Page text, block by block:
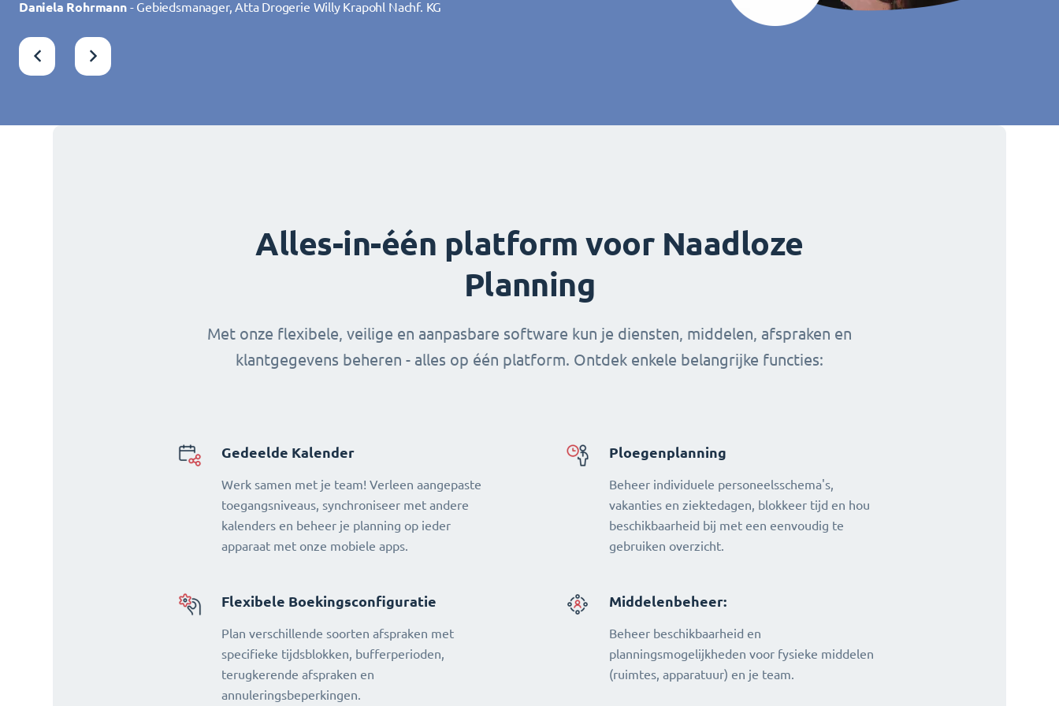
Charlotte Laroye
Daniela Rohrmann- Gebiedsmanager, Atta Drogerie Willy Krapohl Nachf. KG
Charlotte Laroye
Daniela Rohrmann- Gebiedsmanager, Atta Drogerie Willy Krapohl Nachf. KG
Alles-in-één platform voor Naadloze
Planning
Met onze flexibele, veilige en aanpasbare software kun je diensten, middelen, afspraken en
klantgegevens beheren - alles op één platform. Ontdek enkele belangrijke functies:
Gedeelde Kalender
Werk samen met je team! Verleen aangepaste
toegangsniveaus, synchroniseer met andere
kalenders en beheer je planning op ieder
apparaat met onze mobiele apps.
Ploegenplanning
Beheer individuele personeelsschema's,
vakanties en ziektedagen, blokkeer tijd en hou
beschikbaarheid bij met een eenvoudig te
gebruiken overzicht.
Flexibele Boekingsconfiguratie
Plan verschillende soorten afspraken met
specifieke tijdsblokken, bufferperioden,
terugkerende afspraken en
annuleringsbeperkingen.
Middelenbeheer:
Beheer beschikbaarheid en
planningsmogelijkheden voor fysieke middelen
(ruimtes, apparatuur) en je team.